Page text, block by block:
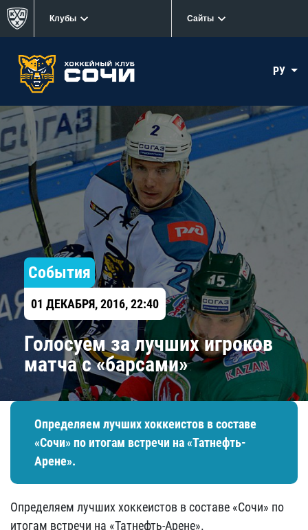
Клубы Сайты
РУ
События
01 ДЕКАБРЯ, 2016, 22:40
Голосуем за лучших игроков
матча с «барсами»
Определяем лучших хоккеистов в составе
«Сочи» по итогам встречи на «Татнефть-
Арене».
Определяем лучших хоккеистов в составе «Сочи» по
итогам встречи на «Татнефть-Арене».